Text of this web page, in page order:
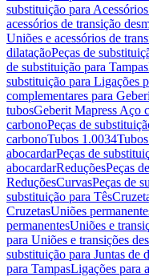
substituição para
acessórios de transição
Uniões e acessórios de
dilataçãoPeças de
de substituição para Tampas
substituição para Ligações
complementares para
tubosGeberit Mapress Aço
carbonoPeças de
carbonoTubos 1.0034
abocardarPeças de
abocardarReduçõesPeças
ReduçõesCurvasPeças de
substituição para Tês
CruzetasUniões
permanentesUniões e
para Uniões e transições
substituição para Juntas de
para TampasLigações para